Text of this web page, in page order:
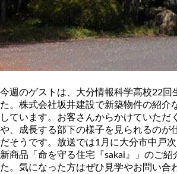
今週のゲストは、大分情報科学高校22回
た。株式会社坂井建設で新築物件の紹介
しています。お客さんからかけていただ
や、成長する部下の様子を見られるのが
だそうです。放送では1月に大分市中戸
新商品「命を守る住宅『sakai』」のご紹
た。気になった方はぜひ見学やお問い合